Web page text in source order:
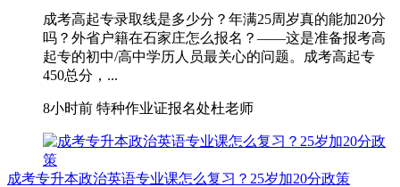
成考高起专录取线是多少分？年满25周岁真的能加20分
吗？外省户籍在石家庄怎么报名？——这是准备报考高
起专的初中/高中学历人员最关心的问题。成考高起专
450总分，...
8小时前 特种作业证报名处杜老师
成考专升本政治英语专业课怎么复习？25岁加20分政策